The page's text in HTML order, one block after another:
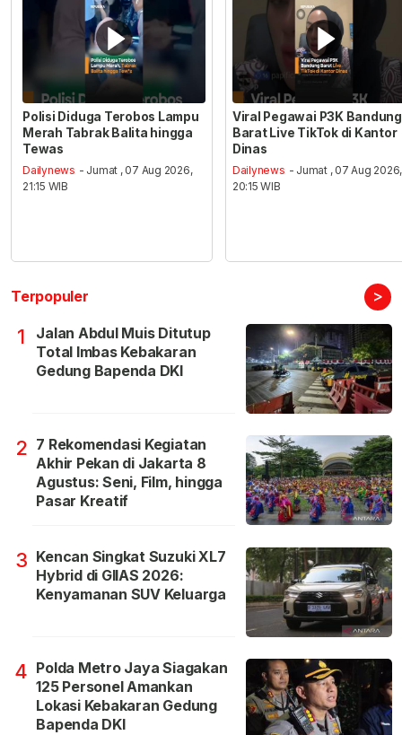
Polisi Diduga Terobos Lampu
Merah Tabrak Balita hingga
Tewas
Dailynews - Jumat , 07 Aug 2026,
21:15 WIB
Viral Pegawai P3K Bandung
Barat Live TikTok di Kantor
Dinas
Dailynews - Jumat , 07 Aug 2026,
20:15 WIB
Terpopuler >
1
Jalan Abdul Muis Ditutup
Total Imbas Kebakaran
Gedung Bapenda DKI
2 7 Rekomendasi Kegiatan
Akhir Pekan di Jakarta 8
Agustus: Seni, Film, hingga
Pasar Kreatif
3 Kencan Singkat Suzuki XL7
Hybrid di GIIAS 2026:
Kenyamanan SUV Keluarga
4 Polda Metro Jaya Siagakan
125 Personel Amankan
Lokasi Kebakaran Gedung
Bapenda DKI